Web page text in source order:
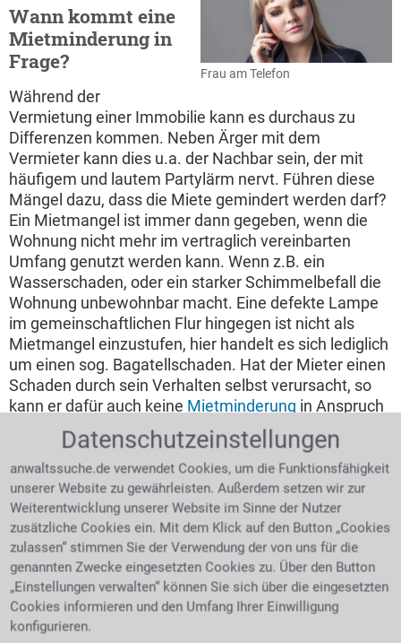
Frau am Telefon
Wann kommt eine
Mietminderung in
Frage?
Während der
Vermietung einer Immobilie kann es durchaus zu
Differenzen kommen. Neben Ärger mit dem
Vermieter kann dies u.a. der Nachbar sein, der mit
häufigem und lautem Partylärm nervt. Führen diese
Mängel dazu, dass die Miete gemindert werden darf?
Ein Mietmangel ist immer dann gegeben, wenn die
Wohnung nicht mehr im vertraglich vereinbarten
Umfang genutzt werden kann. Wenn z.B. ein
Wasserschaden, oder ein starker Schimmelbefall die
Wohnung unbewohnbar macht. Eine defekte Lampe
im gemeinschaftlichen Flur hingegen ist nicht als
Mietmangel einzustufen, hier handelt es sich lediglich
um einen sog. Bagatellschaden. Hat der Mieter einen
Schaden durch sein Verhalten selbst verursacht, so
kann er dafür auch keine Mietminderung in Anspruch
nehmen. Wie hoch darf eine Miete überhaupt gekürzt
werden? Die Mietminderung hängt von der jeweiligen
Beeinträchtigung ab, so stellt eine Eingangstüre, die
nicht abschließbar ist, einen Sachmängel dar und
rechtfertigt einen Abschlag von etwa 5 %. Vor einer
Mietminderung hat der Mieter jedoch den Mangel
gegenüber dem Vermieter erst einmal anzuzeigen.
Nur wenn er nach Kenntnisnahme des Mängels nichts
zu dessen Behebung unternimmt, kann über eine
Mietminderung als mögliche Konsequenz
nachgedacht werden. Der Mieter kann nun auch,
Datenschutzeinstellungen
anwaltssuche.de verwendet Cookies, um die Funktionsfähigkeit
unserer Website zu gewährleisten. Außerdem setzen wir zur
Weiterentwicklung unserer Website im Sinne der Nutzer
zusätzliche Cookies ein. Mit dem Klick auf den Button „Cookies
zulassen“ stimmen Sie der Verwendung der von uns für die
genannten Zwecke eingesetzten Cookies zu. Über den Button
„Einstellungen verwalten“ können Sie sich über die eingesetzten
Cookies informieren und den Umfang Ihrer Einwilligung
konfigurieren.